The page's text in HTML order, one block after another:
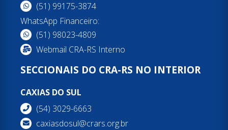
(51) 99175-3874
WhatsApp Financeiro:
(51) 98023-4809
Webmail CRA-RS Interno
SECCIONAIS DO CRA-RS NO INTERIOR
CAXIAS DO SUL
(54) 3029-6663
caxiasdosul@crars.org.br